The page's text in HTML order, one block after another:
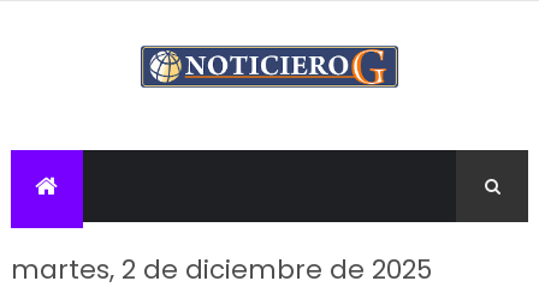
martes, 2 de diciembre de 2025